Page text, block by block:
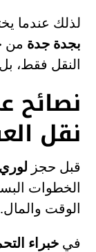
لذلك عندما
بجدة جدة من
النقل فقط،
نصائح
نقل
قبل حجز
الخطوات
الوقت والمال.
فيخبراء